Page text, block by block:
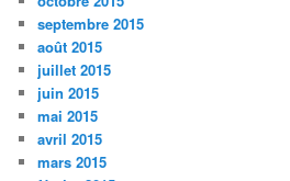
septembre 2015
août 2015
juillet 2015
juin 2015
mai 2015
avril 2015
mars 2015